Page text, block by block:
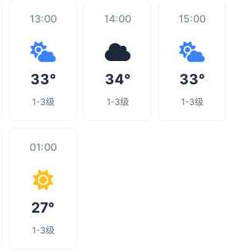
13:00
33°
1-3级
14:00
34°
1-3级
15:00
33°
1-3级
01:00
27°
1-3级